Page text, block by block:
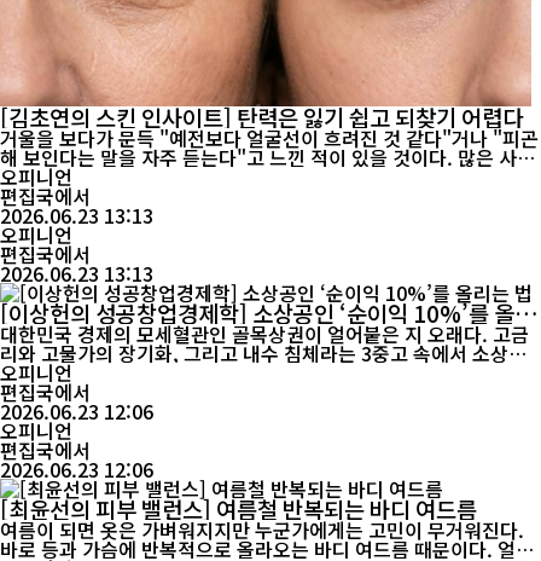
[김초연의 스킨 인사이트] 탄력은 잃기 쉽고 되찾기 어렵다
거울을 보다가 문득 "예전보다 얼굴선이 흐려진 것 같다"거나 "피곤
해 보인다는 말을 자주 듣는다"고 느낀 적이 있을 것이다. 많은 사람
들은 주름이 생기면 노화가 시작됐다고 생각하지만, 실제로 얼굴의
인상을 가장 크게 좌우하는 것은 피부 탄력이다. 피부는 20대 중반
부터 서서히 변하기 시작한다. 피부 속 콜라겐과 엘라스틴 생성이 감
소하면서 피부를 지탱하는 힘이 약해지고, 시간이 흐를수...
오피니언
편집국에서
2026.06.23 13:13
오피니언
편집국에서
2026.06.23 13:13
[이상헌의 성공창업경제학] 소상공인 ‘순이익 10%’를 올리
는 법
대한민국 경제의 모세혈관인 골목상권이 얼어붙은 지 오래다. 고금
리와 고물가의 장기화, 그리고 내수 침체라는 3중고 속에서 소상공
인들이 체감하는 위기감은 최고조에 달해 있다. 소비심리가 극도로
위축되면서 현장에서는 “매출이 반토막 났다”, “버틸수록 손해”라
는 비명이 터져 나온다. 이처럼 한 치 앞을 내다보기 힘든 비상 상황
에서 허상처럼 들리는 거창한 목표는 오히려 독이다 지금 우리에게
필요한 것은 ...
오피니언
편집국에서
2026.06.23 12:06
오피니언
편집국에서
2026.06.23 12:06
[최윤선의 피부 밸런스] 여름철 반복되는 바디 여드름
여름이 되면 옷은 가벼워지지만 누군가에게는 고민이 무거워진다.
바로 등과 가슴에 반복적으로 올라오는 바디 여드름 때문이다. 얼굴